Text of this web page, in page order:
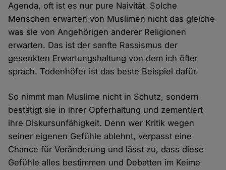
Agenda, oft ist es nur pure Naivität. Solche
Menschen erwarten von Muslimen nicht das gleiche
was sie von Angehörigen anderer Religionen
erwarten. Das ist der sanfte Rassismus der
gesenkten Erwartungshaltung von dem ich öfter
sprach. Todenhöfer ist das beste Beispiel dafür.
So nimmt man Muslime nicht in Schutz, sondern
bestätigt sie in ihrer Opferhaltung und zementiert
ihre Diskursunfähigkeit. Denn wer Kritik wegen
seiner eigenen Gefühle ablehnt, verpasst eine
Chance für Veränderung und lässt zu, dass diese
Gefühle alles bestimmen und Debatten im Keime